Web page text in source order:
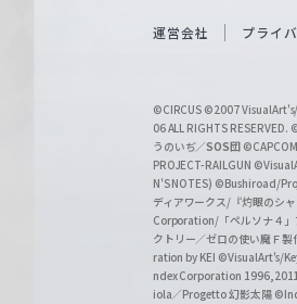
i
c
h
w
a
r
z
運営会社 プライ
©CIRCUS ©2007
06 ALL RIGHTS RESERVED.
うのいぢ／SOS団
PROJECT-RAILGUN
N'S NOTES) ©Bushiroad/
ディアワークス/『灼眼のシ
Corporation/「ペルソナ４」
クトリー／ゼロの使い魔Ｆ製
ration by KEI ©VisualArt's/
ndex Corporation 1996,2011
iola／Progetto 幻影太陽